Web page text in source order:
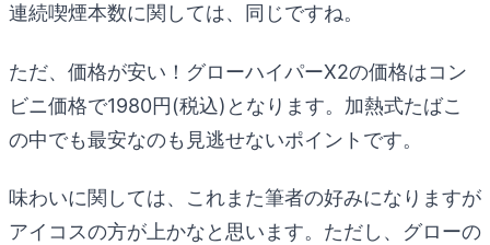
連続喫煙本数に関しては、同じですね。
ただ、価格が安い！グローハイパーX2の価格はコン
ビニ価格で1980円(税込)となります。加熱式たばこ
の中でも最安なのも見逃せないポイントです。
味わいに関しては、これまた筆者の好みになりますが
アイコスの方が上かなと思います。ただし、グローの